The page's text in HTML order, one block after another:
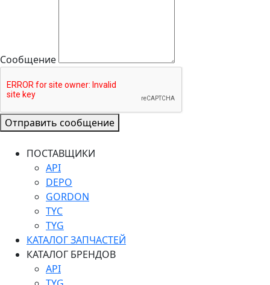
Сообщение
Отправить сообщение
ПОСТАВЩИКИ
API
DEPO
GORDON
TYC
TYG
КАТАЛОГ ЗАПЧАСТЕЙ
КАТАЛОГ БРЕНДОВ
API